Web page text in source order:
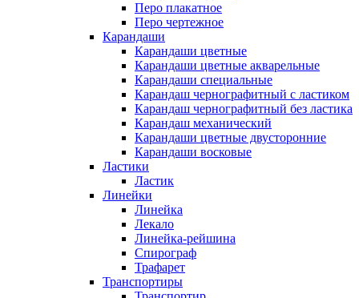
Перо плакатное
Перо чертежное
Карандаши
Карандаши цветные
Карандаши цветные акварельные
Карандаши специальные
Карандаш чернографитный с ластиком
Карандаш чернографитный без ластика
Карандаш механический
Карандаши цветные двусторонние
Карандаши восковые
Ластики
Ластик
Линейки
Линейка
Лекало
Линейка-рейшина
Спирограф
Трафарет
Транспортиры